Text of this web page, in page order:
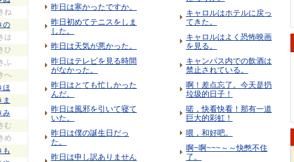
ね
の
は
ひ
ふ
へ
ほ
ま
み
む
め
も
昨日は寒かったですか。
昨日初めてテニスをしま
した。
昨日は天気が悪かった。
昨日はテレビを見る時間
がなかった。
昨日はとても忙しかった
んだ。
昨日は風邪を引いて寝て
いた。
昨日は僕の誕生日だっ
た。
昨日は申し訳ありません
キャロルはホテルに戻っ
てきた。
キャロルはよく恐怖映画
を見る。
キャンパス内での飲酒は
禁止されている。
啊！差点忘了。今天是扔
垃圾的日子！
喏，快看快看！那有一道
巨大的彩虹！
喂，和好吧。
啊~啊~~~～～快憋不住
了。